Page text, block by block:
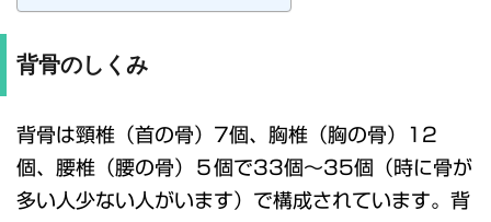
背骨のしくみ
背骨は頸椎（首の骨）7個、胸椎（胸の骨）12
個、腰椎（腰の骨）５個で33個～35個（時に骨が
多い人少ない人がいます）で構成されています。背